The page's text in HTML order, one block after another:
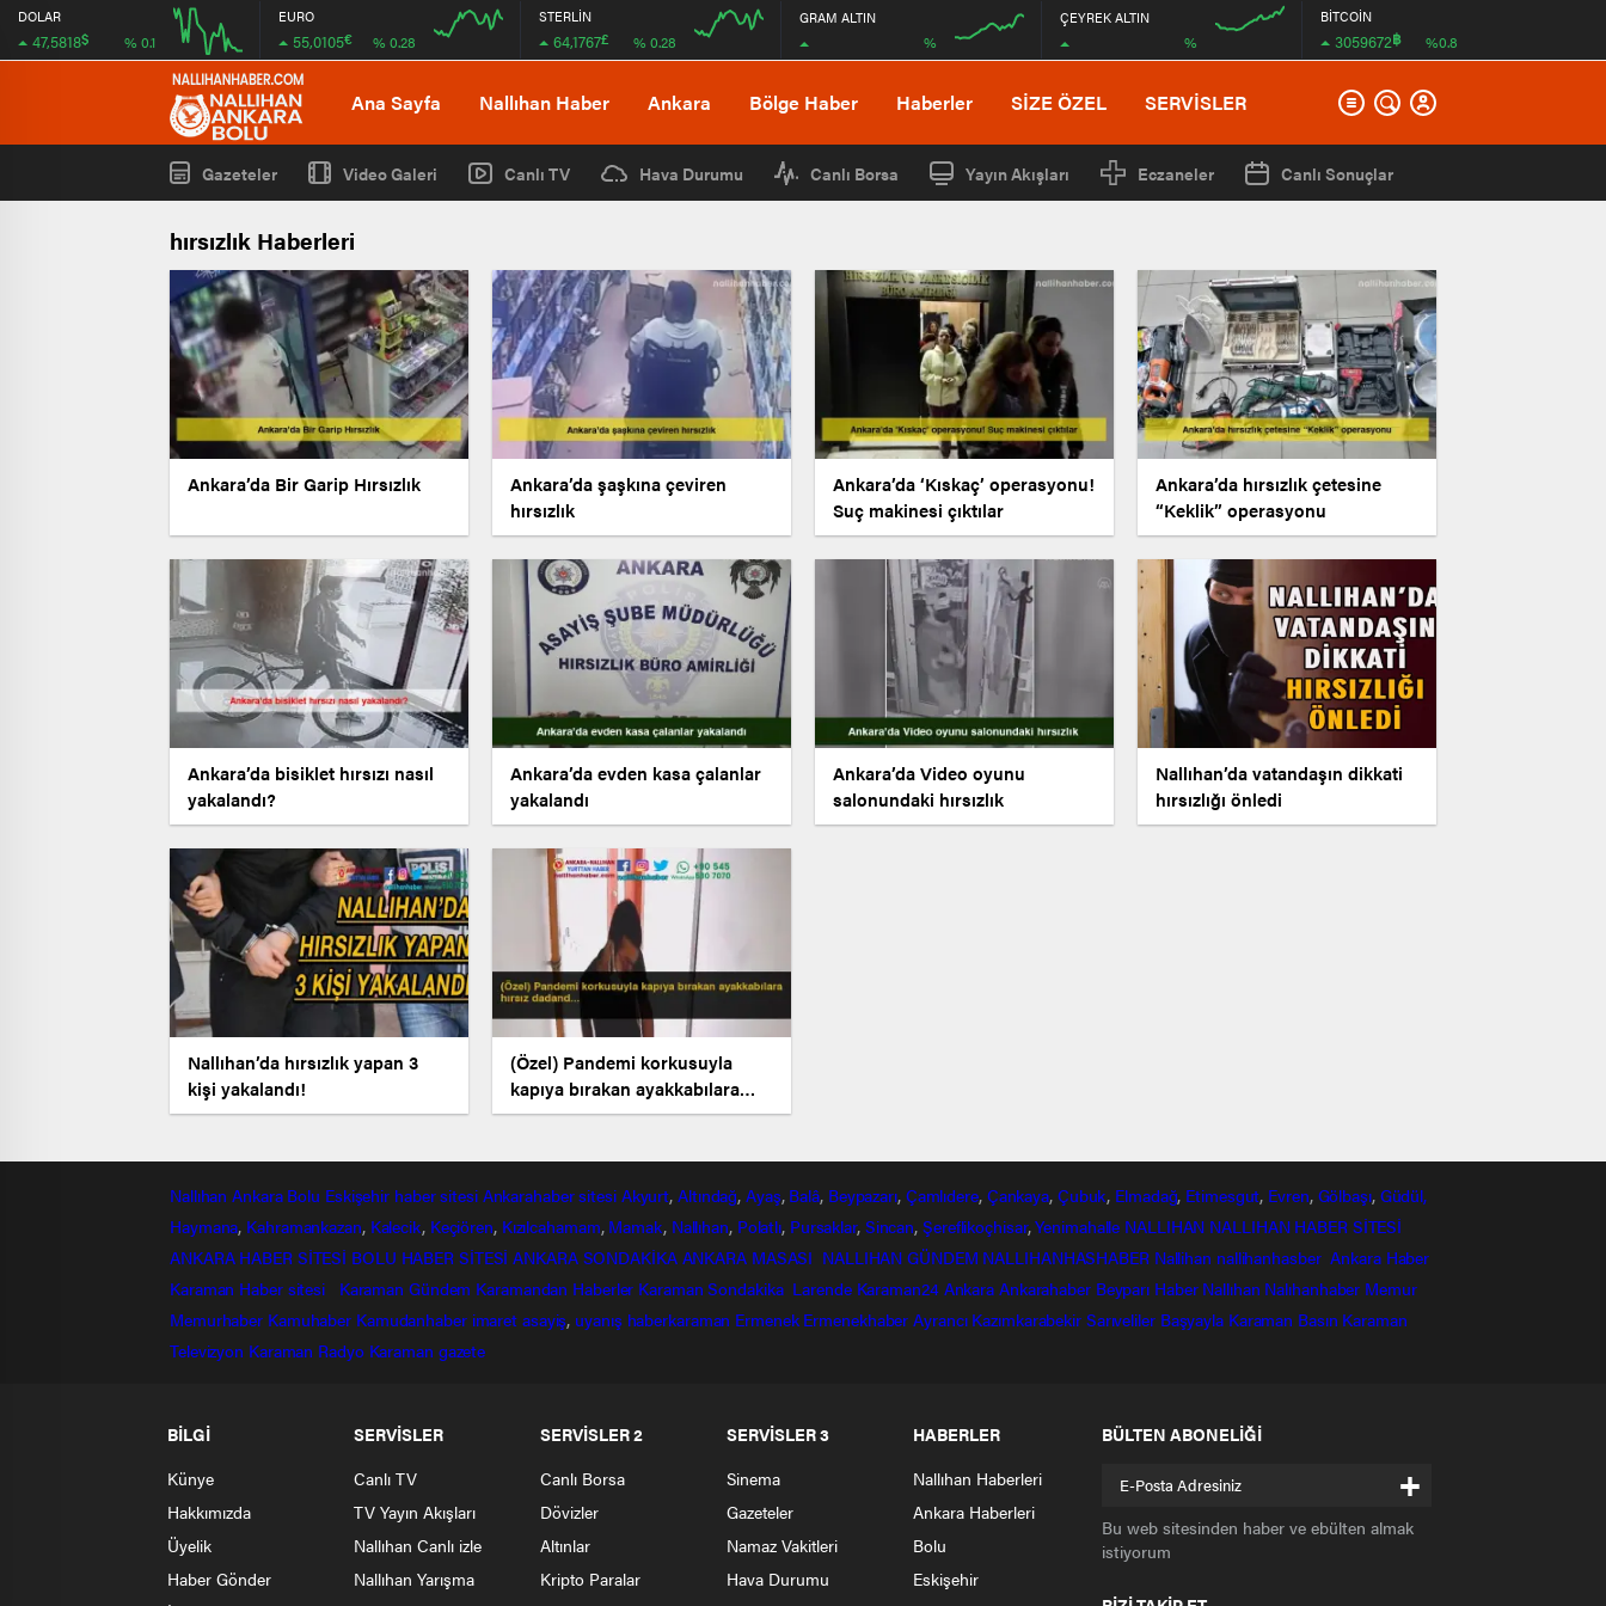
DOLAR
47,5818$ % 0.1
12:00
EURO
55,0105€ % 0.28
STERLİN
64,1767£ % 0.28
GRAM ALTIN
%
ÇEYREK ALTIN
%
BİTCOİN
3059672฿ %0.8
Ana Sayfa Nallıhan Haber Ankara Bölge Haber Haberler SİZE ÖZEL SERVİSLER
Gazeteler Video Galeri Canlı TV Hava Durumu Canlı Borsa Yayın Akışları Eczaneler Canlı Sonuçlar
hırsızlık Haberleri
Ankara’da Bir Garip Hırsızlık
Ankara’da şaşkına çeviren
hırsızlık
Ankara’da ‘Kıskaç’ operasyonu!
Suç makinesi çıktılar
Ankara’da hırsızlık çetesine
“Keklik” operasyonu
Ankara’da bisiklet hırsızı nasıl
yakalandı?
Ankara’da evden kasa çalanlar
yakalandı
Ankara’da Video oyunu
salonundaki hırsızlık
Nallıhan’da vatandaşın dikkati
hırsızlığı önledi
Nallıhan’da hırsızlık yapan 3
kişi yakalandı!
(Özel) Pandemi korkusuyla
kapıya bırakan ayakkabılara
hırsız dadandı
Nallıhan Ankara Bolu Eskişehir haber sitesi Ankarahabersitesi Akyurt,Altındağ,Ayaş, Balâ, Beypazarı, Çamlıdere, Çankaya, Çubuk, Elmadağ, Etimesgut, Evren, Gölbaşı, Güdül,
Haymana, Kahramankazan, Kalecik, Keçiören, Kızılcahamam, Mamak, Nallıhan, Polatlı, Pursaklar, Sincan, Şereflikoçhisar,Yenimahalle NALLIHAN NALLIHAN HABER SİTESİ
ANKARA HABER SİTESİ BOLU HABER SİTESİ ANKARA SONDAKİKA ANKARA MASASI NALLIHAN GÜNDEM NALLIHANHASHABER Nallihan nallihanhasber Ankara Haber
Karaman Haber sitesi
Karaman Gündem Karamandan Haberler Karaman Sondakika Larende Karaman24 Ankara Ankarahaber Beyparı Haber Nallıhan Nalıhanhaber Memur
Memurhaber Kamuhaber Kamudanhaber imaret asayiş, uyanış haberkaraman Ermenek Ermenekhaber Ayrancı Kazımkarabekir Sarıveliler Başyayla Karaman Basın Karaman
Televizyon Karaman Radyo Karaman gazete
BİLGİ
Künye
Hakkımızda
Üyelik
Haber Gönder
SERVİSLER
Canlı TV
TV Yayın Akışları
Nallıhan Canlı izle
Nallıhan Yarışma
SERVİSLER 2
Canlı Borsa
Dövizler
Altınlar
Kripto Paralar
SERVİSLER 3
Sinema
Gazeteler
Namaz Vakitleri
Hava Durumu
HABERLER
Nallıhan Haberleri
Ankara Haberleri
Bolu
Eskişehir
BÜLTEN ABONELİĞİ
+
Bu web sitesinden haber ve ebülten almak
istiyorum